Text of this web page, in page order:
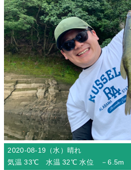
2020-08-19（水）晴れ
気温 33℃ 水温 32℃ 水位 －6.5m